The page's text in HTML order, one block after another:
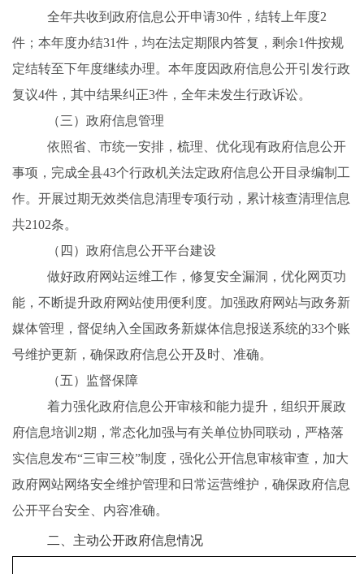
全年共收到政府信息公开申请30件，结转上年度2
件；本年度办结31件，均在法定期限内答复，剩余1件按规
定结转至下年度继续办理。本年度因政府信息公开引发行政
复议4件，其中结果纠正3件，全年未发生行政诉讼。
（三）政府信息管理
依照省、市统一安排，梳理、优化现有政府信息公开
事项，完成全县43个行政机关法定政府信息公开目录编制工
作。开展过期无效类信息清理专项行动，累计核查清理信息
共2102条。
（四）政府信息公开平台建设
做好政府网站运维工作，修复安全漏洞，优化网页功
能，不断提升政府网站使用便利度。加强政府网站与政务新
媒体管理，督促纳入全国政务新媒体信息报送系统的33个账
号维护更新，确保政府信息公开及时、准确。
（五）监督保障
着力强化政府信息公开审核和能力提升，组织开展政
府信息培训 2期，常态化加强与有关单位协同联动，严格落
实信息发布“三审三校”制度，强化公开信息审核审查，加大
政府网站网络安全维护管理和日常运营维护，确保政府信息
公开平台安全、内容准确。
二、主动公开政府信息情况